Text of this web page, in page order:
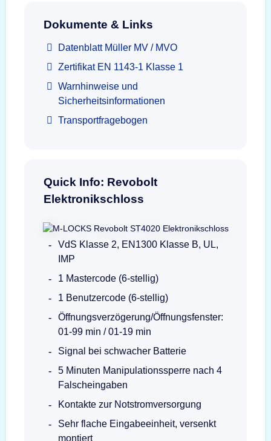
Dokumente & Links
Datenblatt Müller MV / MVO
Zertifikat EN 1143-1 Klasse 1
Warnhinweise und
Sicherheitsinformationen
Transportfragebogen
Quick Info: Revobolt
Elektronikschloss
VdS Klasse 2, EN1300 Klasse B, UL,
IMP
1 Mastercode (6-stellig)
1 Benutzercode (6-stellig)
Öffnungsverzögerung/Öffnungsfenster:
01-99 min / 01-19 min
Signal bei schwacher Batterie
5 Minuten Manipulationssperre nach 4
Falscheingaben
Kontakte zur Notstromversorgung
Sehr flache Eingabeeinheit, versenkt
montiert